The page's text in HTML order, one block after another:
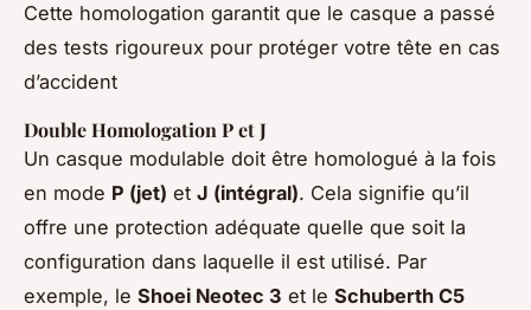
Cette homologation garantit que le casque a passé
des tests rigoureux pour protéger votre tête en cas
d’accident
Double Homologation P et J
Un casque modulable doit être homologué à la fois
en mode P (jet) et J (intégral). Cela signifie qu’il
offre une protection adéquate quelle que soit la
configuration dans laquelle il est utilisé. Par
exemple, le Shoei Neotec 3 et le Schuberth C5